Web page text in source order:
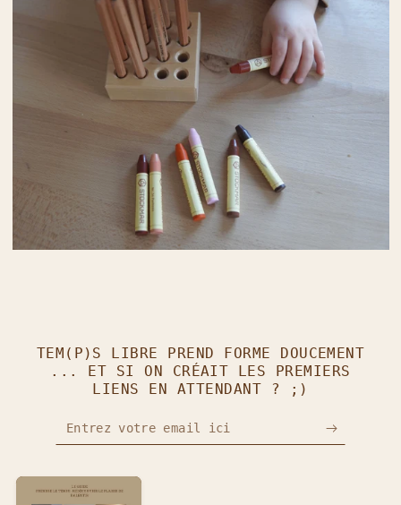
TEM(P)S LIBRE PREND FORME DOUCEMENT
... ET SI ON CRÉAIT LES PREMIERS
LIENS EN ATTENDANT ? ;)
Entrez votre email ici